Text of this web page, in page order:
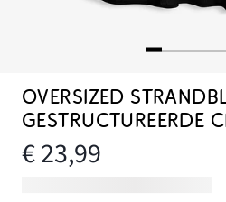
OVERSIZED
GESTRUCTUREERDE
€ 23,99